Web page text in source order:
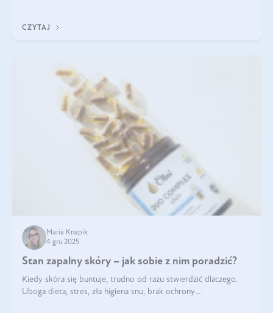
CZYTAJ
Maria Knapik
4 gru 2025
Stan zapalny skóry – jak sobie z nim poradzić?
Kiedy skóra się buntuje, trudno od razu stwierdzić dlaczego.
Uboga dieta, stres, zła higiena snu, brak ochrony